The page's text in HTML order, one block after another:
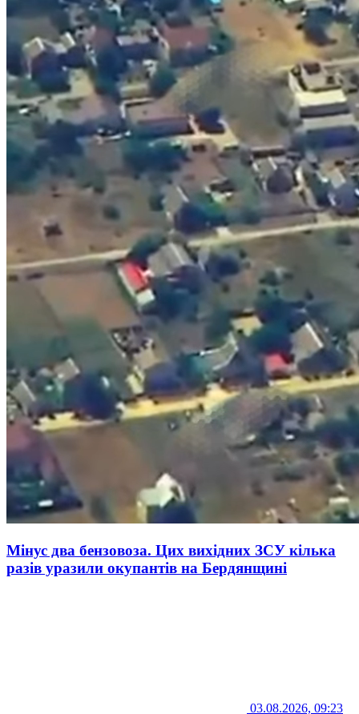
Мінус два бензовоза. Цих вихідних ЗСУ кілька
разів уразили окупантів на Бердянщині
03.08.2026, 09:23